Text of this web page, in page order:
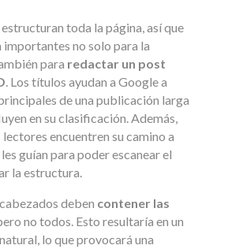
toda la página, así que
importantes no solo para la
para redactar un post
. Los títulos ayudan a Google a
de una publicación larga
en su clasificación. Además,
encuentren su camino a
guían para poder escanear el
la estructura.
deben contener las
no todos. Esto resultaría en un
lo que provocará una